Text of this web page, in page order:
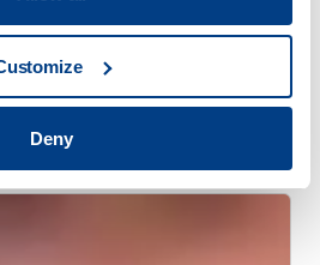
Deny